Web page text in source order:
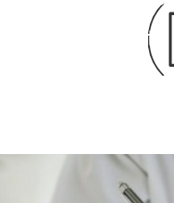
indépendants
Protection sociale des